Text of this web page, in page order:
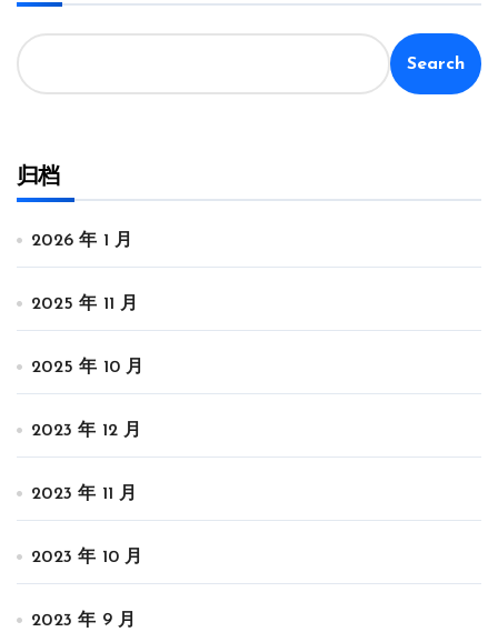
Search
归档
2026 年 1 月
2025 年 11 月
2025 年 10 月
2023 年 12 月
2023 年 11 月
2023 年 10 月
2023 年 9 月